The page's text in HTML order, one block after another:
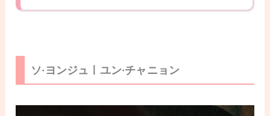
ソ·ヨンジュㅣユン·チャニョン